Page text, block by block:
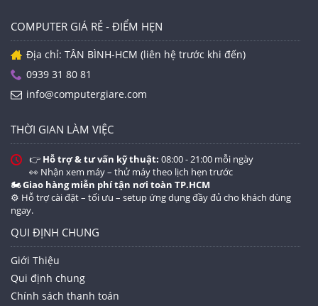
COMPUTER GIÁ RẺ - ĐIỂM HẸN
Địa chỉ: TÂN BÌNH-HCM (liên hệ trước khi đến)
0939 31 80 81
info@computergiare.com
THỜI GIAN LÀM VIỆC
👉 Hỗ trợ & tư vấn kỹ thuật: 08:00 - 21:00 mỗi ngày
👀 Nhận xem máy – thử máy theo lịch hẹn trước
🏍️ Giao hàng miễn phí tận nơi toàn TP.HCM
⚙️ Hỗ trợ cài đặt – tối ưu – setup ứng dụng đầy đủ cho khách dùng
ngay.
QUI ĐỊNH CHUNG
Giới Thiệu
Qui định chung
Chính sách thanh toán